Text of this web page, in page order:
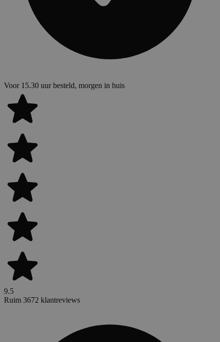
Voor 15.30 uur besteld, morgen in huis
9.5
Ruim 3672 klantreviews